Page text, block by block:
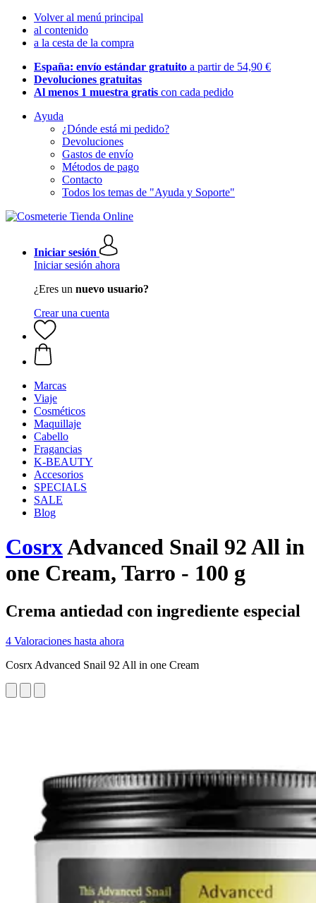
Volver al menú principal
al contenido
a la cesta de la compra
España: envío estándar gratuito a partir de 54,90 €
Devoluciones gratuitas
Al menos 1 muestra gratis con cada pedido
Ayuda
¿Dónde está mi pedido?
Devoluciones
Gastos de envío
Métodos de pago
Contacto
Todos los temas de "Ayuda y Soporte"
Iniciar sesión
Iniciar sesión ahora
¿Eres un nuevo usuario?
Crear una cuenta
Marcas
Viaje
Cosméticos
Maquillaje
Cabello
Fragancias
K-BEAUTY
Accesorios
SPECIALS
SALE
Blog
CosrxAdvanced Snail 92 All in
one Cream, Tarro - 100 g
Crema antiedad con ingrediente especial
4 Valoraciones hasta ahora
Cosrx Advanced Snail 92 All in one Cream